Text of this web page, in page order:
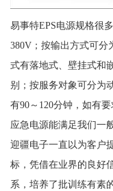
易事特EPS电源规格很
380V；按输出方式可分
式有落地式、壁挂式和
别；按服务对象可分为
有90～120分钟，如有
应急电源能满足我们一
迎疆电子一直以为客户
标，凭借在业界的良好
系，培养了批训练有素